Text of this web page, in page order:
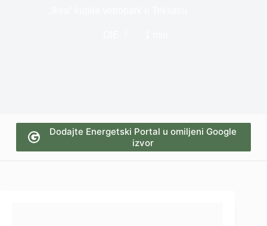
Dodajte Energetski Portal u omiljeni Google
izvor